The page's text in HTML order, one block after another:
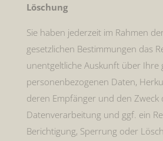
Löschung
Sie haben jederzeit im Rahmen
gesetzlichen Bestimmungen das
unentgeltliche Auskunft über Ihre
personenbezogenen Daten,
deren Empfänger und den Zweck
Datenverarbeitung und ggf. ein
Berichtigung, Sperrung oder